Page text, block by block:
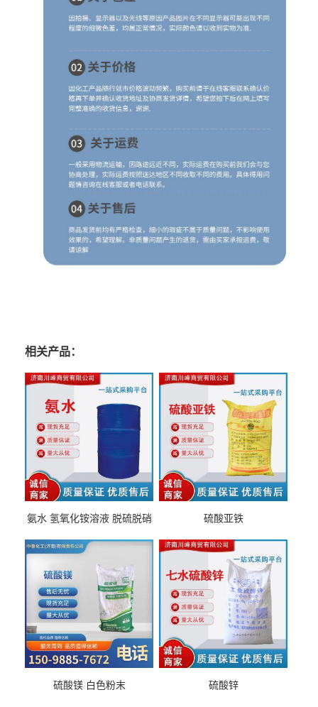
相关产品：
氨水 氢氧化铵溶液 脱硫脱硝 硫酸亚铁
硫酸镁 白色粉末 硫酸锌